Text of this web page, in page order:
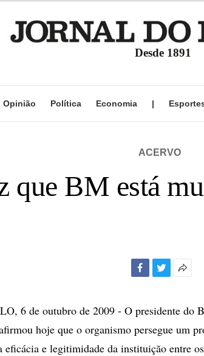
Desde 1891
Opinião Política Economia |
ACERVO
BM está
6 de outubro de 2009 - O presidente do
hoje que o organismo persegue um
eficácia e legitimidade da instituição entre